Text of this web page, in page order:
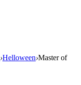
›Helloween›Master of